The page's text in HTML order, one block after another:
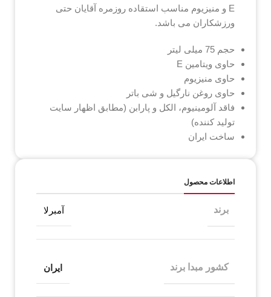
E و منیزیوم مناسب استقاده روزمره آقایان حتی
ورزشکاران می باشد.
حجم 75 میلی لیتر
حاوی ویتامین E
حاوی منیزیوم
حاوی روغن نارگیل و شی باتر
فاقد آلومینیوم، الکل و پارابن (مطابق اظهار سایت
تولید کننده)
ساخت ایران
اطلاعات محصول
برند آمبرلا
کشور مبدا برند ایران